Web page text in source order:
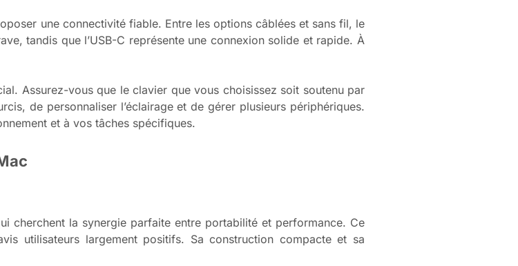
une connectivité fiable. Entre les options câblées et sans fil, le
tandis que l’USB-C représente une connexion solide et rapide. À
Assurez-vous que le clavier que vous choisissez soit soutenu par
de personnaliser l’éclairage et de gérer plusieurs périphériques.
et à vos tâches spécifiques.
cherchent la synergie parfaite entre portabilité et performance. Ce
utilisateurs largement positifs. Sa construction compacte et sa